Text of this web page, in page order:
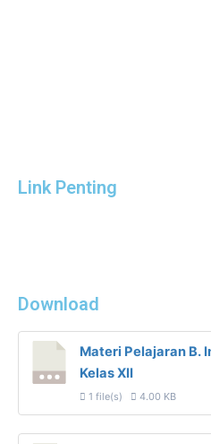
Link Penting
Download
Materi Pelajaran B.
Kelas XII
1 file(s) 4.00 KB